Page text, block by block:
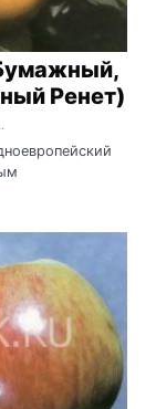
Ренет)